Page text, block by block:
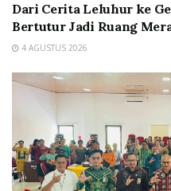
Dari Cerita Leluhur ke
Bertutur Jadi Ruang
4 AGUSTUS 2026